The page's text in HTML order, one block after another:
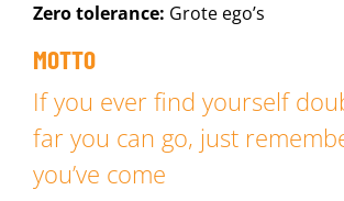
Zero tolerance: Grote ego’s
MOTTO
If you ever find yourself
far you can go, just
you’ve come